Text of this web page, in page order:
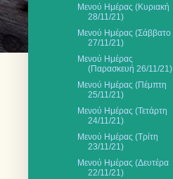
Μενού Ημέρας (Κυριακή
28/11/21)
Μενού Ημέρας (Σάββατο
27/11/21)
Μενού Ημέρας
(Παρασκευή 26/11/21)
Μενού Ημέρας (Πέμπτη
25/11/21)
Μενού Ημέρας (Τετάρτη
24/11/21)
Μενού Ημέρας (Τρίτη
23/11/21)
Μενού Ημέρας (Δευτέρα
22/11/21)